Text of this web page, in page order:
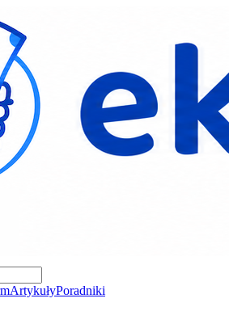
ArtykułyPoradniki